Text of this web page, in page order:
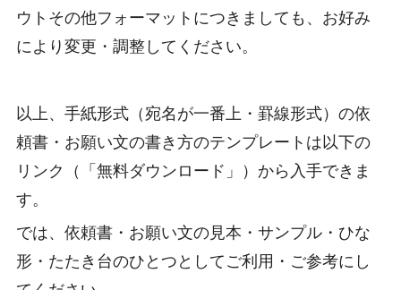
ウトその他フォーマットにつきましても、お好み
により変更・調整してください。
以上、手紙形式（宛名が一番上・罫線形式）の依
頼書・お願い文の書き方のテンプレートは以下の
リンク（「無料ダウンロード」）から入手できま
す。
では、依頼書・お願い文の見本・サンプル・ひな
形・たたき台のひとつとしてご利用・ご参考にし